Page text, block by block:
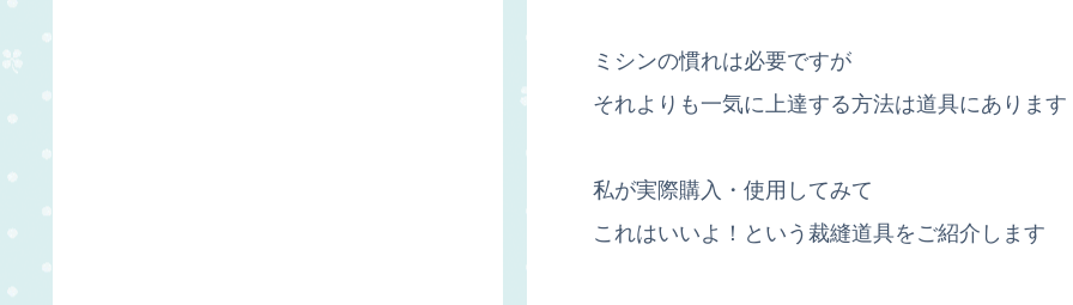
ミシンの慣れは必要ですが
それよりも一気に上達する方法は道具にあります
私が実際購入・使用してみて
これはいいよ！という裁縫道具をご紹介します